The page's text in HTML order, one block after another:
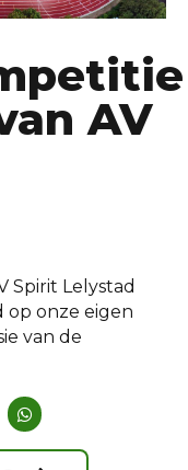
AV
Spirit Lelystad
onze eigen
van de